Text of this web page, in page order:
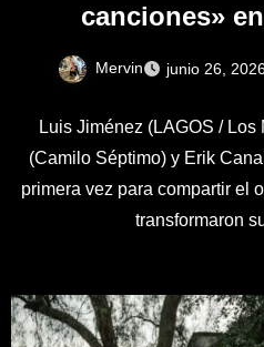
canciones»
Mervin junio 26,
Luis Jiménez (LAGOS /
(Camilo Séptimo) y Erik
primera vez para compartir el
transformaron